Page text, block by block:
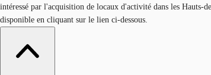
intéressé par l'acquisition de locaux d'activité dans les Hauts-
disponible en cliquant sur le lien ci-dessous.